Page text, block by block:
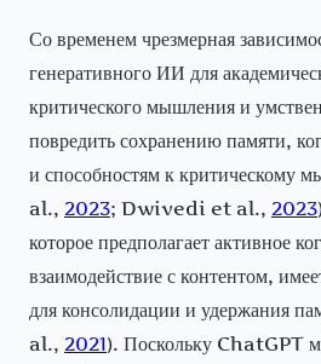
Со временем чрезмерная
генеративного ИИ для
критического мышления и
повредить сохранению памяти,
и способностям к
al., 2023; Dwivedi et al., 2023
которое предполагает активное
взаимодействие с контентом,
для консолидации и удержания
al., 2021). Поскольку ChatGPT